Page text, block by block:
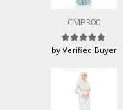
CMP300
Rated5
by Verified Buyer